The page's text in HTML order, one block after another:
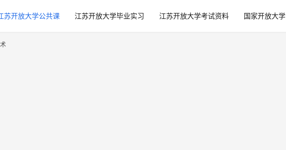
苏开放大学公共课 江苏开放大学毕业实习 江苏开放大学考试资料 国家开放大学